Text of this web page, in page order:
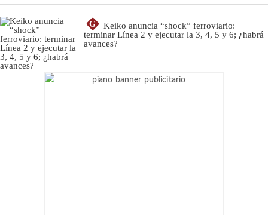
G
Keiko anuncia “shock” ferroviario:
terminar Línea 2 y ejecutar la 3, 4, 5 y 6; ¿habrá
avances?